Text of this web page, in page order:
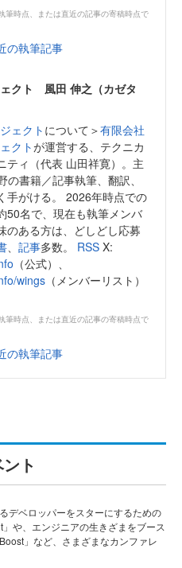
筆時点、または直近の記事の寄稿時点で
の執筆記事
クト 風田 伸之（カゼタ
ェクト について＞有限会社
クトが運営する、テクニカ
ティ（代表 山田祥寛）。主
の書籍／記事執筆、翻訳、
手がける。 2026年時点での
50名で、現在も執筆メンバ
のある方は、どしどし応募
記事多数。 RSS X:
（公式）、
wings （メンバーリスト）
筆時点、または直近の記事の寄稿時点で
の執筆記事
ト
デベロッパーをスターにするための
や、エンジニアの生きざまをブース
」など、さまざまなカンファレ